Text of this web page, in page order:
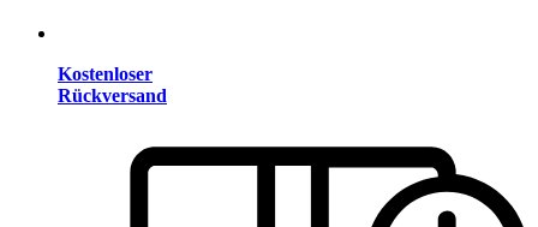
Kostenloser
Rückversand